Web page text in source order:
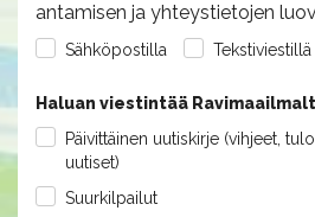
antamisen ja yhteystietojen
Sähköpostilla Tekstiviestillä
Haluan viestintää
Päivittäinen uutiskirje (vihjeet,
uutiset)
Suurkilpailut